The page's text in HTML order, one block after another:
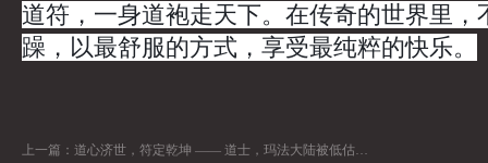
道符，一身道袍走天下。在传奇的世界里，
躁，以最舒服的方式，享受最纯粹的快乐。
上一篇： 道心济世，符定乾坤 —— 道士，玛法大陆被低估的全能王者